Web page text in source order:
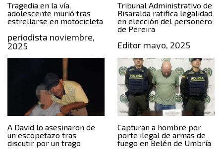
Tragedia en la vía,
adolescente murió tras
estrellarse en motocicleta
periodista noviembre,
2025
Tribunal Administrativo de
Risaralda ratifica legalidad
en elección del personero
de Pereira
Editormayo, 2025
A David lo asesinaron de
un escopetazo tras
discutir por un trago
Capturan a hombre por
porte ilegal de armas de
fuego en Belén de Umbría